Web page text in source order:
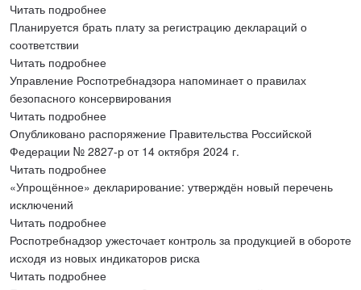
Читать подробнее
Планируется брать плату за регистрацию деклараций о
соответствии
Читать подробнее
Управление Роспотребнадзора напоминает о правилах
безопасного консервирования
Читать подробнее
Опубликовано распоряжение Правительства Российской
Федерации № 2827-р от 14 октября 2024 г.
Читать подробнее
«Упрощённое» декларирование: утверждён новый перечень
исключений
Читать подробнее
Роспотребнадзор ужесточает контроль за продукцией в обороте
исходя из новых индикаторов риска
Читать подробнее